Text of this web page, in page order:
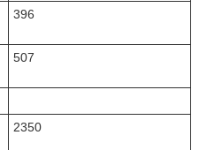
396
507
2350